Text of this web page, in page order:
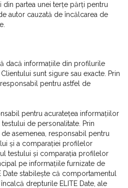
partea unei terțe părți pentru
autor cauzată de încălcarea de
dacă informațiile din profilurile
sunt sigure sau exacte. Prin
pentru astfel de
pentru acuratețea informațiilor
de personalitate. Prin
de asemenea, responsabil pentru
și a comparației profilelor
testului și comparația profilelor
pe informațiile furnizate de
Date stabilește că comportamentul
drepturile ELITE Date, ale